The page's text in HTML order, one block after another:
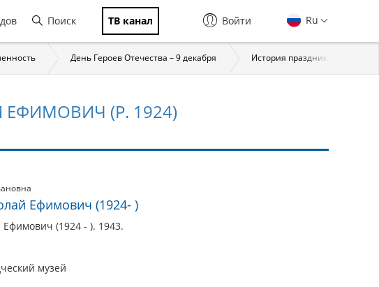
Поиск ТВ канал Ru
Войти
День Героев Отечества – 9 декабря История праздника
(Р. 1924)
Ефимович (1924- )
(1924 - ). 1943.
музей